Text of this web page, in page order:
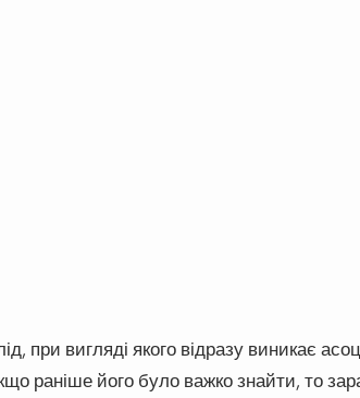
при вигляді якого відразу виникає
раніше його було важко знайти, то